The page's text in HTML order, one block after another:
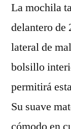
La mochila
delantero de
lateral de
bolsillo
permitirá
Su suave